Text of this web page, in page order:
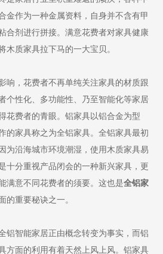
金作为一种金属资料，自身并不含有甲
合剂进行拼接。满意花费者对家具健康
木质家具拉下马的一大宝贝。
响，花费者不再单纯关注家具的材质跟
个性化、多功能性、乃至智能化等家居
花费者的青眼。铝家具以铝合金为型
的家具称之为全铝家具。全铝家具最初
为沿海城市环境潮湿，使用木质家具易
十分重视产品闭会的一种新兴家具，更
满意不同花费者的须要。这也是全铝家
的重要秘诀之一。
铝智能家居正由概念转变为事实，而铝
方面的利用有着天然上风上风。铝家具